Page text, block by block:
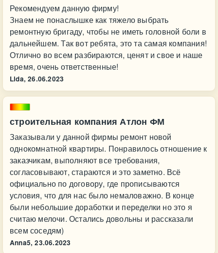
Рекомендуем данную фирму!
Знаем не понаслышке как тяжело выбрать
ремонтную бригаду, чтобы не иметь головной боли в
дальнейшем. Так вот ребята, это та самая компания!
Отлично во всем разбираются, ценят и свое и наше
время, очень ответственные!
Lida, 26.06.2023
строительная компания Атлон ФМ
Заказывали у данной фирмы ремонт новой
однокомнатной квартиры. Понравилось отношение к
заказчикам, выполняют все требования,
согласовывают, стараются и это заметно. Всё
официально по договору, где прописываются
условия, что для нас было немаловажно. В конце
были небольшие доработки и переделки но это я
считаю мелочи. Остались довольны и рассказали
всем соседям)
Anna5, 23.06.2023